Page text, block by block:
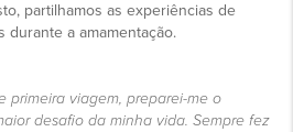
partilhamos as experiências de
durante a amamentação.
primeira viagem, preparei-me o
desafio da minha vida. Sempre fez